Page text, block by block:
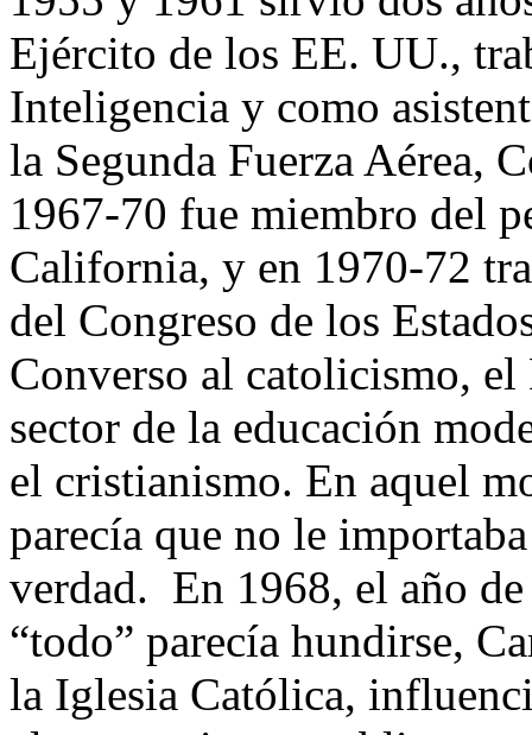
Ejército de los EE. UU.,
Inteligencia y como
la Segunda Fuerza Aérea,
1967-70 fue miembro del
California, y en 1970-72
del Congreso de los
Converso al catolicismo,
sector de la educación
el cristianismo. En aquel
parecía que no le
verdad. En 1968, el año
“todo” parecía hundirse,
la Iglesia Católica,